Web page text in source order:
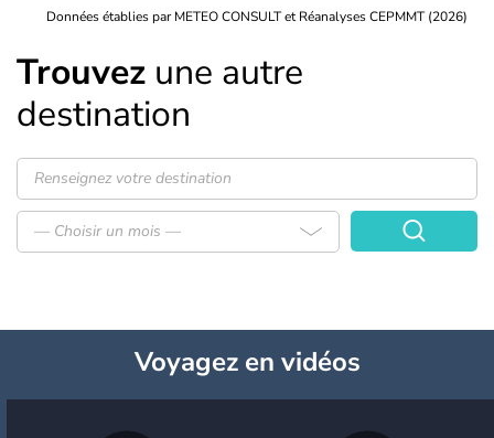
Données établies par METEO CONSULT et Réanalyses CEPMMT (2026)
Trouvez une autre
destination
— Choisir un mois —
Voyagezen vidéos